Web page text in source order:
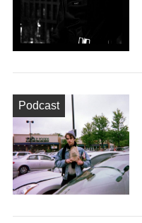
Podcast